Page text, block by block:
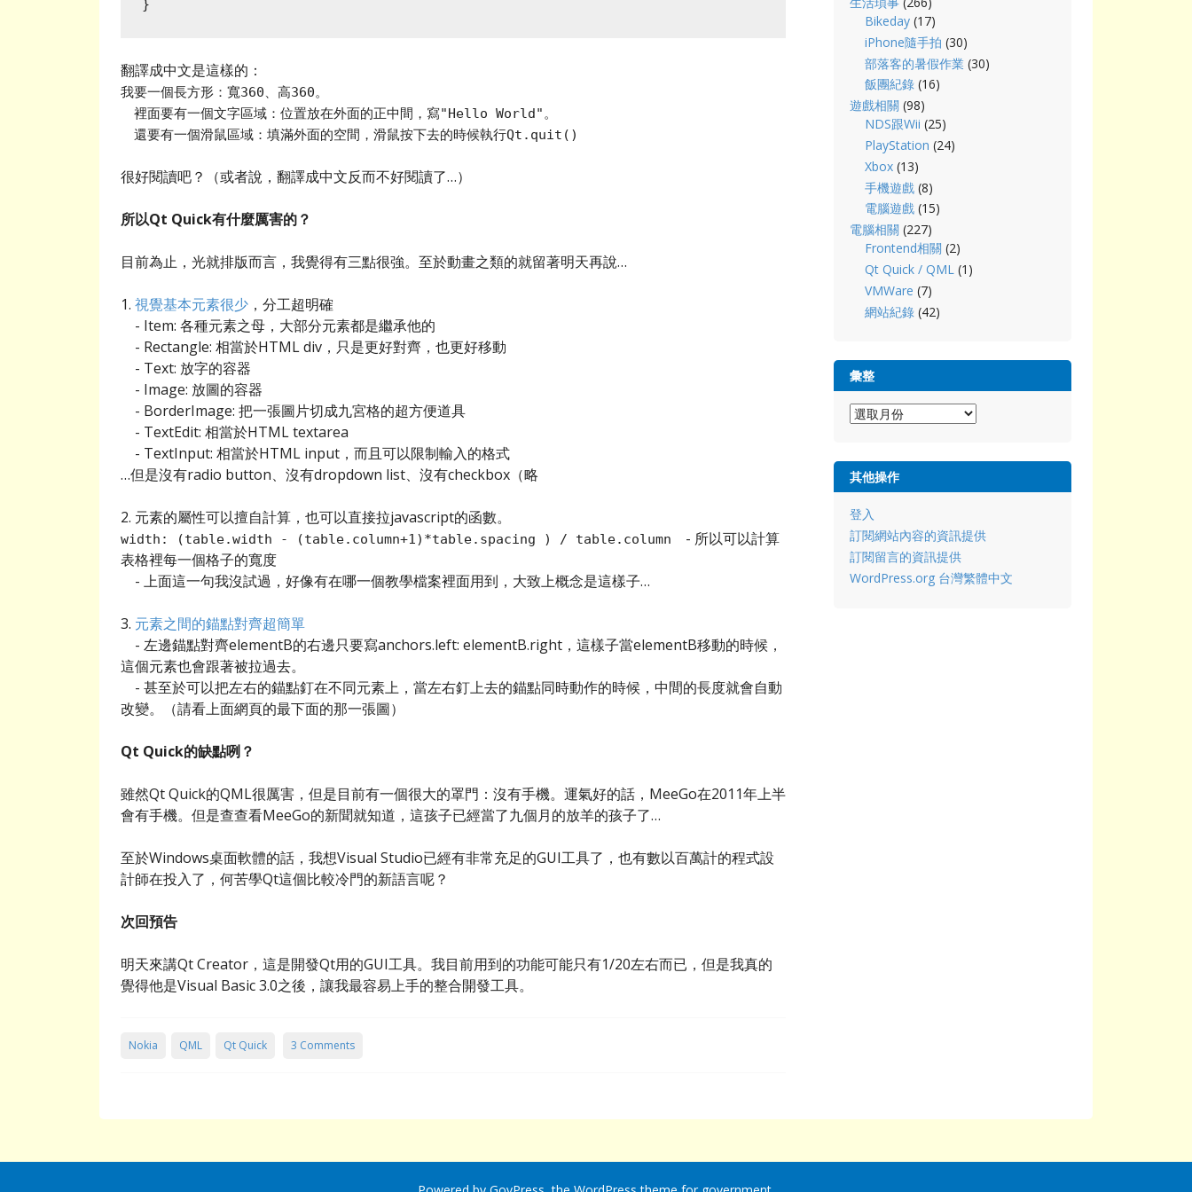
}
翻譯成中文是這樣的：
我要一個長方形：寬360、高360。
裡面要有一個文字區域：位置放在外面的正中間，寫"Hello World"。
還要有一個滑鼠區域：填滿外面的空間，滑鼠按下去的時候執行Qt.quit()
很好閱讀吧？（或者說，翻譯成中文反而不好閱讀了…）
所以Qt Quick有什麼厲害的？
目前為止，光就排版而言，我覺得有三點很強。至於動畫之類的就留著明天再說…
1. 視覺基本元素很少 ，分工超明確
- Item: 各種元素之母，大部分元素都是繼承他的
- Rectangle: 相當於HTML div，只是更好對齊，也更好移動
- Text: 放字的容器
- Image: 放圖的容器
- BorderImage: 把一張圖片切成九宮格的超方便道具
- TextEdit: 相當於HTML textarea
- TextInput: 相當於HTML input，而且可以限制輸入的格式
…但是沒有radio button、沒有dropdown list、沒有checkbox（略
2. 元素的屬性可以擅自計算，也可以直接拉javascript的函數。
width: (table.width - (table.column+1)*table.spacing ) / table.column
- 所以可以計算
表格裡每一個格子的寬度
- 上面這一句我沒試過，好像有在哪一個教學檔案裡面用到，大致上概念是這樣子…
3. 元素之間的錨點對齊超簡單
- 左邊錨點對齊elementB的右邊只要寫anchors.left: elementB.right，這樣子當elementB移動的時候，
這個元素也會跟著被拉過去。
- 甚至於可以把左右的錨點釘在不同元素上，當左右釘上去的錨點同時動作的時候，中間的長度就會自動
改變。（請看上面網頁的最下面的那一張圖）
Qt Quick的缺點咧？
雖然Qt Quick的QML很厲害，但是目前有一個很大的罩門：沒有手機。運氣好的話，MeeGo在2011年上半
會有手機。但是查查看MeeGo的新聞就知道，這孩子已經當了九個月的放羊的孩子了…
至於Windows桌面軟體的話，我想Visual Studio已經有非常充足的GUI工具了，也有數以百萬計的程式設
計師在投入了，何苦學Qt這個比較冷門的新語言呢？
次回預告
明天來講Qt Creator，這是開發Qt用的GUI工具。我目前用到的功能可能只有1/20左右而已，但是我真的
覺得他是Visual Basic 3.0之後，讓我最容易上手的整合開發工具。
Nokia QML Qt Quick 3 Comments
Bikeday (17)
iPhone隨手拍 (30)
部落客的暑假作業 (30)
飯團紀錄 (16)
遊戲相關 (98)
NDS跟Wii (25)
PlayStation (24)
Xbox (13)
手機遊戲 (8)
電腦遊戲 (15)
電腦相關 (227)
Frontend相關 (2)
Qt Quick / QML (1)
VMWare (7)
網站紀錄 (42)
彙整
其他操作
登入
訂閱網站內容的資訊提供
訂閱留言的資訊提供
WordPress.org 台灣繁體中文